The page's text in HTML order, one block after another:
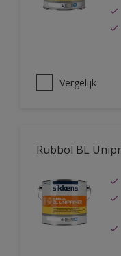
Vergelijk
Rubbol BL